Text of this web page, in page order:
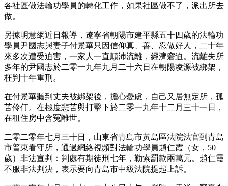
各社區做法輪功學員的轉化工作，如果社區做不了，派出所去
做。
另據明慧網近日報導，遼寧省朝陽市建平縣五十四歲的法輪功
學員尹國志與妻子付景華只因信仰真、善、忍做好人，二十年
來多次遭受迫害，一家人一直顛沛流離，經濟窘迫。流離失所
多年的尹國志於二零一九年九月二十六日在朝陽凌源被綁架，
枉判十年重刑。
在付景華聽到丈夫被綁架後，擔心憂慮，自己又居無定所，孤
苦伶仃。在極度悲苦與打擊下於二零一九年十二月三十一日，
在租住房中含冤離世。
二零二零年七月三十日，山東省青島市黃島區法院法官到青島
市普東看守所，通過網絡視頻對法輪功學員趙仁霞（女，50
歲）非法宣判：判處有期徒刑七年，勒索罰款兩萬元。趙仁霞
不服非法判決，表示要向青島市中級法院提起上訴。